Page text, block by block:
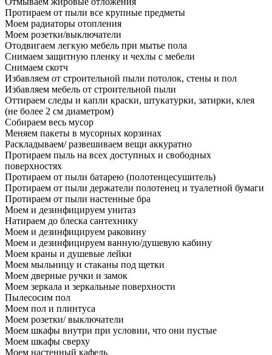
Протираем от пыли все крупные предметы
Моем радиаторы отопления
Моем розетки/выключатели
Отодвигаем легкую мебель при мытье пола
Снимаем защитную пленку и чехлы с мебели
Снимаем скотч
Избавляем от строительной пыли потолок, стены и пол
Избавляем мебель от строительной пыли
Оттираем следы и капли краски, штукатурки, затирки, клея
(не более 2 см диаметром)
Собираем весь мусор
Меняем пакеты в мусорных корзинах
Раскладываем/ развешиваем вещи аккуратно
Протираем пыль на всех доступных и свободных
поверхностях
Протираем от пыли батарею (полотенцесушитель)
Протираем от пыли держатели полотенец и туалетной бумаги
Протираем от пыли настенные бра
Моем и дезинфицируем унитаз
Натираем до блеска сантехнику
Моем и дезинфицируем раковину
Моем и дезинфицируем ванную/душевую кабину
Моем краны и душевые лейки
Моем мыльницу и стаканы под щетки
Моем дверные ручки и замок
Моем зеркала и зеркальные поверхности
Пылесосим пол
Моем пол и плинтуса
Моем розетки/ выключатели
Моем шкафы внутри при условии, что они пустые
Моем шкафы сверху
Моем настенный кафель